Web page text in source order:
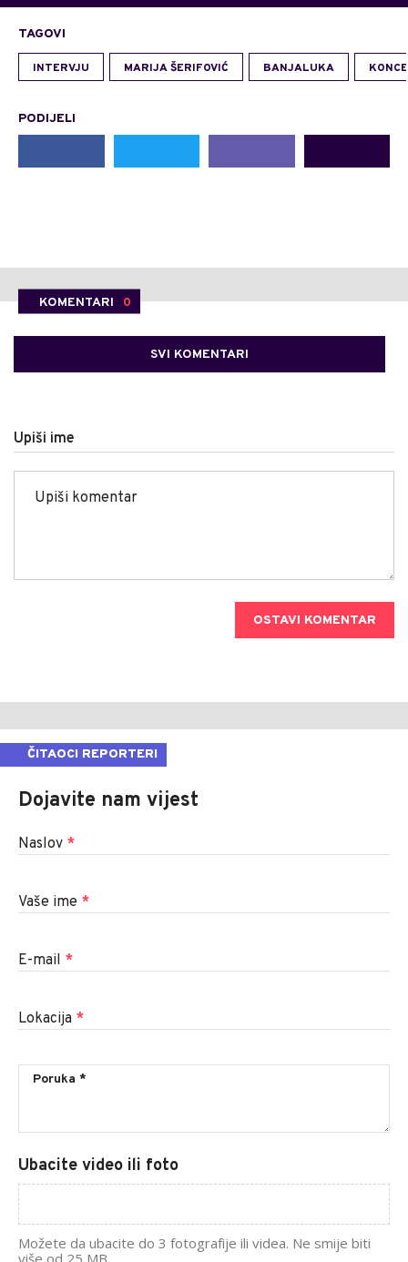
TAGOVI
INTERVJU MARIJA ŠERIFOVIĆ BANJALUKA
PODIJELI
KOMENTARI 0
SVI KOMENTARI
Upiši ime
OSTAVI KOMENTAR
ČITAOCI REPORTERI
Dojavite nam vijest
Naslov *
Vaše ime *
E-mail *
Lokacija *
Ubacite video ili foto
Možete da ubacite do 3 fotografije ili videa. Ne smije biti